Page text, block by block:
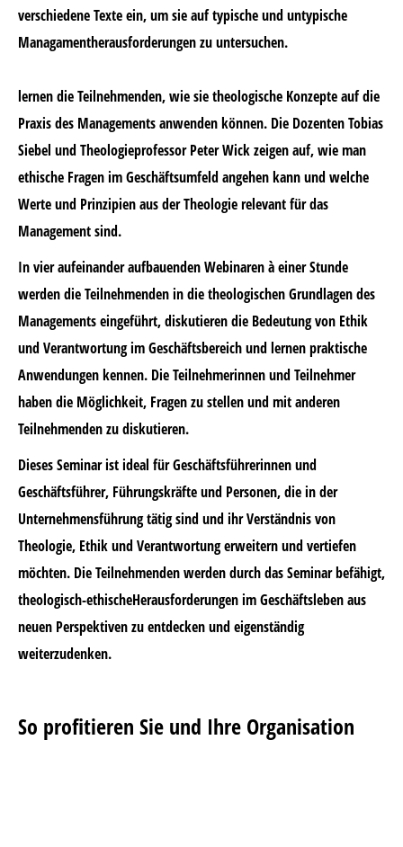
verschiedene Texte ein, um sie auf typische und untypische
Managamentherausforderungen zu untersuchen.
lernen die Teilnehmenden, wie sie theologische Konzepte auf die
Praxis des Managements anwenden können. Die Dozenten Tobias
Siebel und Theologieprofessor Peter Wick zeigen auf, wie man
ethische Fragen im Geschäftsumfeld angehen kann und welche
Werte und Prinzipien aus der Theologie relevant für das
Management sind.
In vier aufeinander aufbauenden Webinaren à einer Stunde
werden die Teilnehmenden in die theologischen Grundlagen des
Managements eingeführt, diskutieren die Bedeutung von Ethik
und Verantwortung im Geschäftsbereich und lernen praktische
Anwendungen kennen. Die Teilnehmerinnen und Teilnehmer
haben die Möglichkeit, Fragen zu stellen und mit anderen
Teilnehmenden zu diskutieren.
Dieses Seminar ist ideal für Geschäftsführerinnen und
Geschäftsführer, Führungskräfte und Personen, die in der
Unternehmensführung tätig sind und ihr Verständnis von
Theologie, Ethik und Verantwortung erweitern und vertiefen
möchten. Die Teilnehmenden werden durch das Seminar befähigt,
theologisch-ethischeHerausforderungen im Geschäftsleben aus
neuen Perspektiven zu entdecken und eigenständig
weiterzudenken.
So profitieren Sie und Ihre Organisation